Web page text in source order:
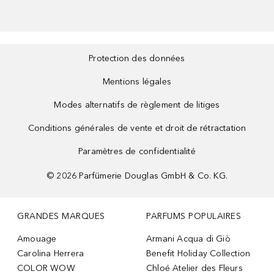
Protection des données
Mentions légales
Modes alternatifs de règlement de litiges
Conditions générales de vente et droit de rétractation
Paramètres de confidentialité
© 2026 Parfümerie Douglas GmbH & Co. KG.
GRANDES MARQUES
Amouage
Carolina Herrera
COLOR WOW
PARFUMS POPULAIRES
Armani Acqua di Giò
Benefit Holiday Collection
Chloé Atelier des Fleurs